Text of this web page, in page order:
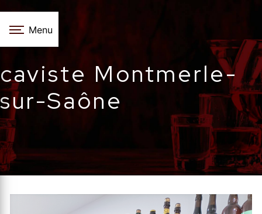
Menu
caviste Montmerle-
sur-Saône